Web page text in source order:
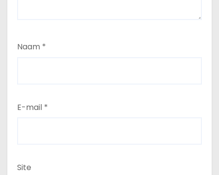
Naam *
E-mail *
Site